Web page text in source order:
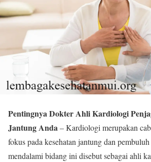
Pentingnya Dokter Ahli Kardiologi
Jantung Anda– Kardiologi merupakan
fokus pada kesehatan jantung dan
mendalami bidang ini disebut sebagai ahli